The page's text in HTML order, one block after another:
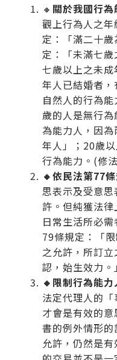
🔸 關於我國行為
觀上行為人之
定：「滿二十
定：「未滿七
七歲以上之未
年人已結婚者
自然人的行為
歲的人是無行
為能力人，因
年人」；20歲
行為能力。(修
🔸依民法第77
思表示及受意
許。但純獲法律
日常生活所必
79條規定：「
之允許，所訂
認，始生效力。」
🔸限制行為能
法定代理人的「
才會是有效的
書的例外情形
允許，仍然是